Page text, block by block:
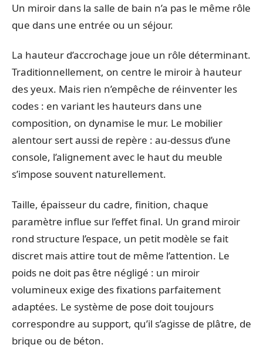
Un miroir dans la salle de bain n’a pas le même rôle
que dans une entrée ou un séjour.
La hauteur d’accrochage joue un rôle déterminant.
Traditionnellement, on centre le miroir à hauteur
des yeux. Mais rien n’empêche de réinventer les
codes : en variant les hauteurs dans une
composition, on dynamise le mur. Le mobilier
alentour sert aussi de repère : au-dessus d’une
console, l’alignement avec le haut du meuble
s’impose souvent naturellement.
Taille, épaisseur du cadre, finition, chaque
paramètre influe sur l’effet final. Un grand miroir
rond structure l’espace, un petit modèle se fait
discret mais attire tout de même l’attention. Le
poids ne doit pas être négligé : un miroir
volumineux exige des fixations parfaitement
adaptées. Le système de pose doit toujours
correspondre au support, qu’il s’agisse de plâtre, de
brique ou de béton.